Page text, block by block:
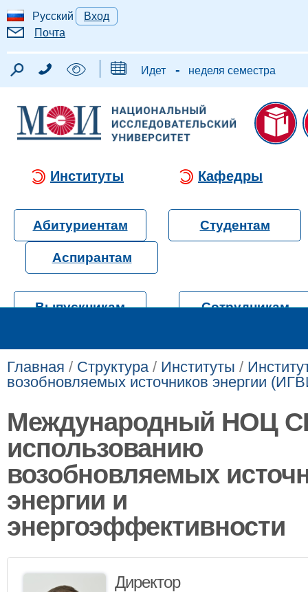
Русский
Вход
Почта
Идет - неделя семестра
Институты Кафедры
Абитуриентам Студентам
Аспирантам
Выпускникам Сотрудникам
Главная / Структура/ Институты /
возобновляемых источни­ков энергии
Международный НОЦ
использованию
возобновляемых
энергии и
энергоэффективности
Директор